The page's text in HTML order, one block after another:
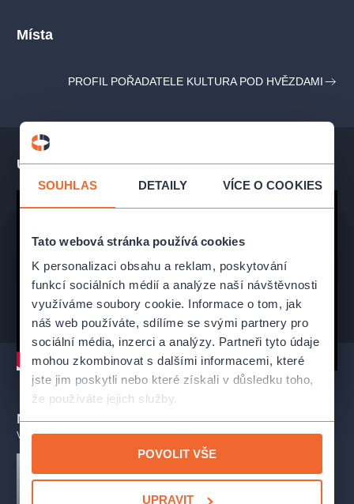
SOUHLAS DETAILY VÍCE O COOKIES
Tato webová stránka používá cookies
K personalizaci obsahu a reklam, poskytování
funkcí sociálních médií a analýze naší návštěvnosti
využíváme soubory cookie. Informace o tom, jak
náš web používáte, sdílíme se svými partnery pro
sociální média, inzerci a analýzy. Partneři tyto údaje
mohou zkombinovat s dalšími informacemi, které
jste jim poskytli nebo které získali v důsledku toho,
že používáte jejich služby.
POVOLIT VŠE
UPRAVIT
Milan Peroutka
Bořek Slezáček
Ivana Jirešová
Herci mohou být v jednotlivých představeních nahrazeni
alternujícími kolegy.
– včasný příjezd, areál se otevírá hodinu před začátkem
představení
– teplé oblečení (i když přes den může být teplo, v noci se
ochladí)
– pláštěnku (deštníky nejsou z hlediska bezpečnosti povoleny)
V místě konání pro vás máme nachystané prodejní stánky
s občerstvením, nápoji a dobrým vínem.
Muzeum Beskyd Frýdek-Místek
Představení se koná v Muzeu Beskyd Frýdek-Místek, jež se
Zámecké nám. 1264, 738 01 Frýdek-Místek (nádvoří).
Parkování je možné přímo na Zámeckém náměstí nebo na
Místa
PROFIL POŘADATELE KULTURA POD HVĚZDAMI
Ukázka představení
Mohlo by se vám líbit
VŠECHNY TERMÍNY